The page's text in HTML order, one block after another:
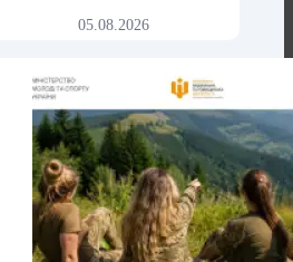
05.08.2026